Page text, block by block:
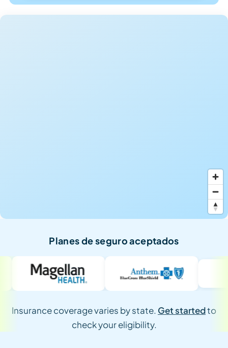
Planes de seguro aceptados
Insurance coverage varies by state. Get startedto
check your eligibility.